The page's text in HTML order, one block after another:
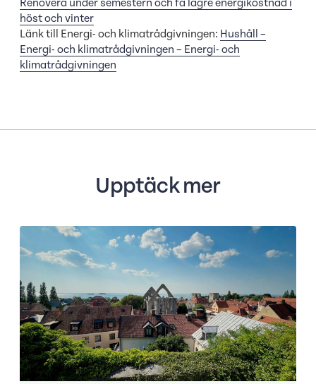
Renovera under semestern och få lägre energikostnad i
höst och vinter
Länk till Energi- och klimatrådgivningen: Hushåll –
Energi- och klimatrådgivningen – Energi- och
klimatrådgivningen
Upptäck mer